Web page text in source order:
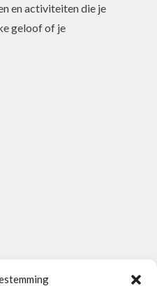
en activiteiten die je
geloof of je